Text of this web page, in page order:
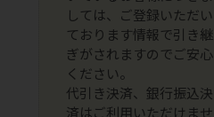
しては、ご登録いただい
ております情報で引き継
ぎがされますのでご安心
ください。
代引き決済、銀行振込決
済はご利用いただけませ